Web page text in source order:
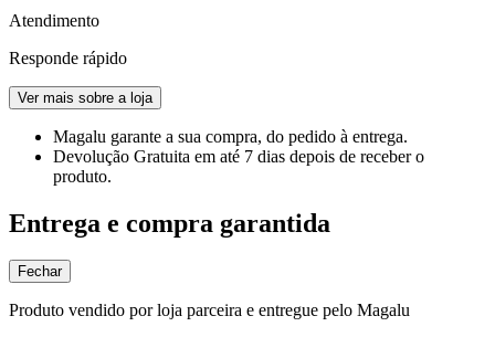
Atendimento
Responde rápido
Ver mais sobre a loja
Magalu garante a sua compra, do pedido à entrega.
Devolução Gratuita em até 7 dias depois de receber o
produto.
Entrega e compra garantida
Fechar
Produto vendido por loja parceira e entregue pelo Magalu